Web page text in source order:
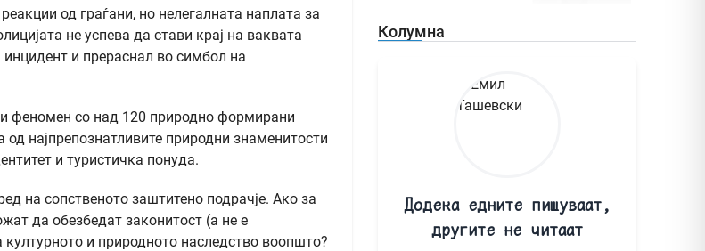
од граѓани, но нелегалната наплата за
не успева да стави крај на ваквата
и прераснал во симбол на
феномен со над 120 природно формирани
најпрепознатливите природни знаменитости
и туристичка понуда.
на сопственото заштитено подрачје. Ако за
да обезбедат законитост (а не е
и природното наследство воопшто?
Колумна
Додека едните пишуваат,
другите не читаат